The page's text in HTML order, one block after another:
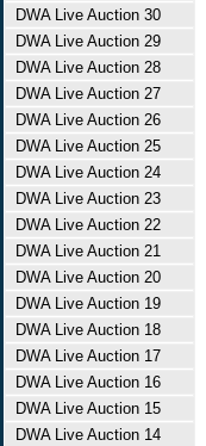
DWA Live Auction 30
DWA Live Auction 29
DWA Live Auction 28
DWA Live Auction 27
DWA Live Auction 26
DWA Live Auction 25
DWA Live Auction 24
DWA Live Auction 23
DWA Live Auction 22
DWA Live Auction 21
DWA Live Auction 20
DWA Live Auction 19
DWA Live Auction 18
DWA Live Auction 17
DWA Live Auction 16
DWA Live Auction 15
DWA Live Auction 14